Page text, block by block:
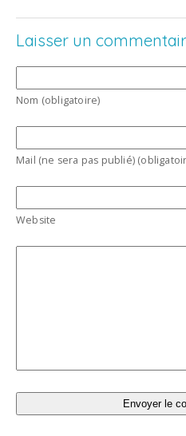
Laisser un
Nom (obligatoire)
Mail (ne sera pas publié)
Website